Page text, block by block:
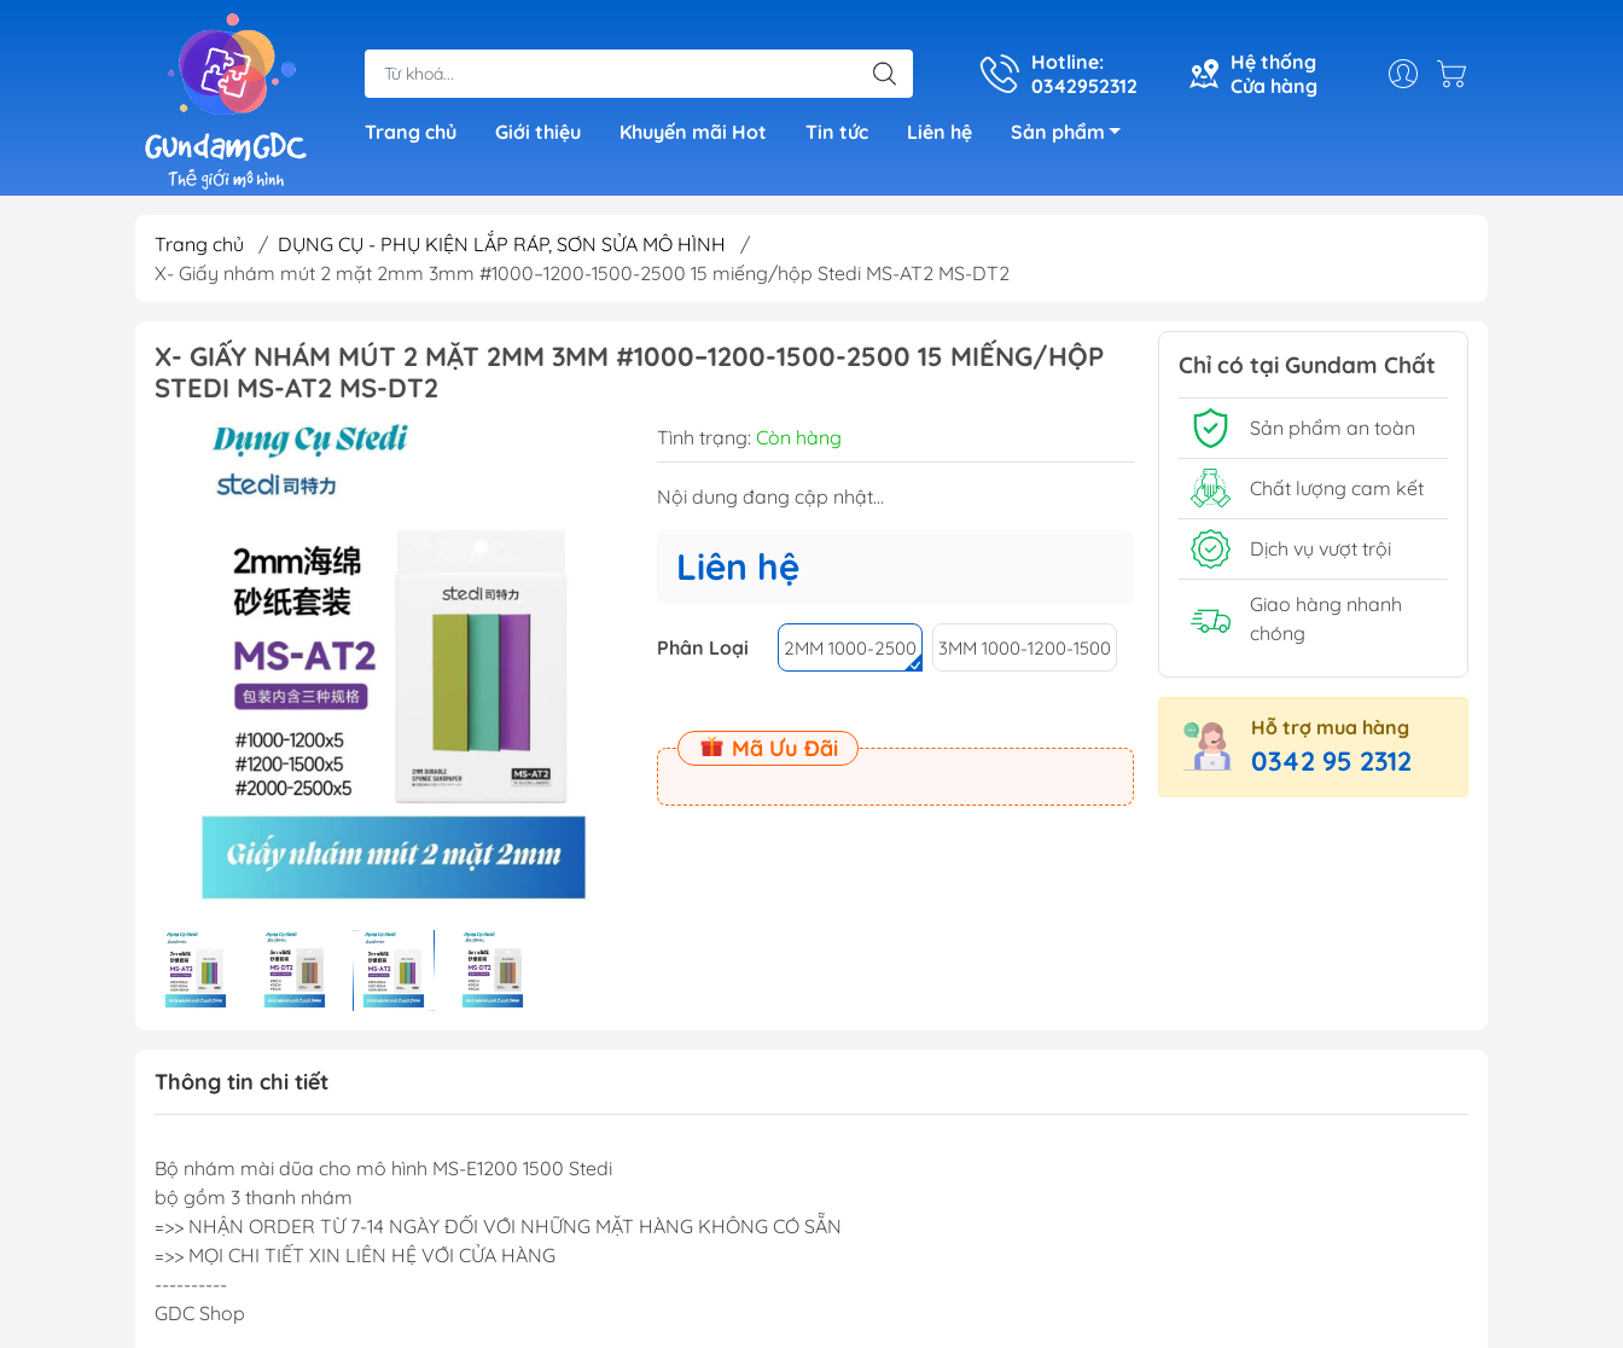
Hotline:
0342952312
Hệ thống
Cửa hàng
Trang chủ
Giới thiệu Khuyến mãi Hot Tin tức Liên hệ Sản phẩm
Gundam Giá Rẻ
HG Gundam ( High Grade )
Grade)
Grade)
MGEX Gundam ( Master
Mega Size Gundam
Gundam Bandai
Gundam Daban
Gundam Jijia
Trang chủ / DỤNG CỤ - PHỤ KIỆN LẮP RÁP, SƠN SỬA MÔ HÌNH
/
X- Giấy nhám mút 2 mặt 2mm 3mm #1000–1200-1500-2500 15 miếng/hộp Stedi MS-AT2 MS-DT2
X- GIẤY NHÁM MÚT 2 MẶT 2MM 3MM #1000–1200-1500-2500 15 MIẾNG/HỘP
STEDI MS-AT2 MS-DT2
Tình trạng: Còn hàng
Nội dung đang cập nhật...
Liên hệ
Phân Loại 2MM 1000-2500 3MM 1000-1200-1500
Mã Ưu Đãi
Chỉ có tại Gundam Chất
Sản phẩm an toàn
Chất lượng cam kết
Dịch vụ vượt trội
Giao hàng nhanh
chóng
Hỗ trợ mua hàng
0342 95 2312
Thông tin chi tiết
Bộ nhám mài dũa cho mô hình MS-E1200 1500 Stedi
bộ gồm 3 thanh nhám
=>> NHẬN ORDER TỪ 7-14 NGÀY ĐỐI VỚI NHỮNG MẶT HÀNG KHÔNG CÓ SẴN
=>> MỌI CHI TIẾT XIN LIÊN HỆ VỚI CỬA HÀNG
----------
GDC Shop